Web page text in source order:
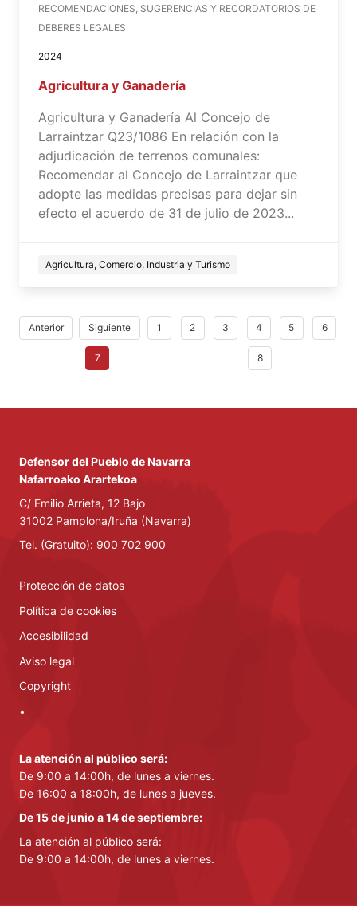
RECOMENDACIONES, SUGERENCIAS Y RECORDATORIOS DE
DEBERES LEGALES
2024
Agricultura y Ganadería
Agricultura y Ganadería Al Concejo de
Larraintzar Q23/1086 En relación con la
adjudicación de terrenos comunales:
Recomendar al Concejo de Larraintzar que
adopte las medidas precisas para dejar sin
efecto el acuerdo de 31 de julio de 2023...
Agricultura, Comercio, Industria y Turismo
Anterior Siguiente 1 2 3 4 5 6
7 8
Defensor del Pueblo de Navarra
Nafarroako Arartekoa
C/ Emilio Arrieta, 12 Bajo
31002 Pamplona/Iruña (Navarra)
Tel. (Gratuito): 900 702 900
Protección de datos
Política de cookies
Accesibilidad
Aviso legal
Copyright
•
La atención al público será:
De 9:00 a 14:00h, de lunes a viernes.
De 16:00 a 18:00h, de lunes a jueves.
De 15 de junio a 14 de septiembre:
La atención al público será:
De 9:00 a 14:00h, de lunes a viernes.